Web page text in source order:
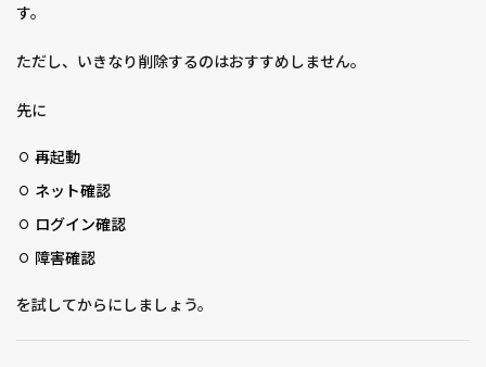
す。
ただし、いきなり削除するのはおすすめしません。
先に
再起動
ネット確認
ログイン確認
障害確認
を試してからにしましょう。